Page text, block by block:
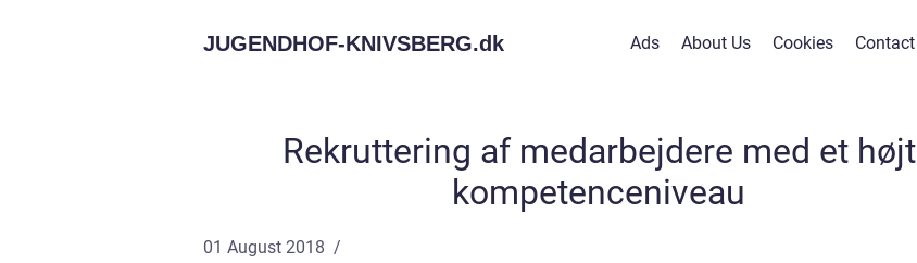
JUGENDHOF-KNIVSBERG.dk Ads About Us Cookies Contact
Rekruttering af medarbejdere med et højt
kompetenceniveau
01 August 2018